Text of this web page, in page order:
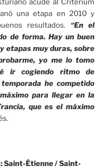
acude al Critérium
una etapa en 2010 y
resultados. “En el
de forma. Hay un buen
etapas muy duras, sobre
yo me lo tomo
ir cogiendo ritmo de
he competido
para llegar en la
que es el máximo
Saint-Étienne / Saint-